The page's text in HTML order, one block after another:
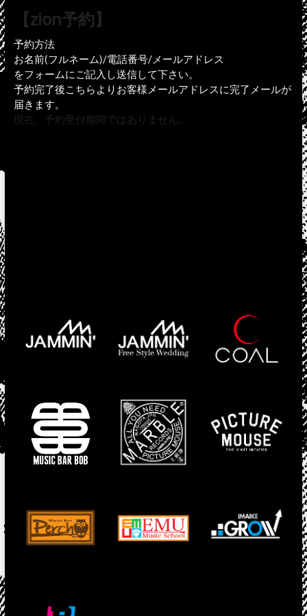
【zion予約】
予約方法
お名前(フルネーム)/電話番号/メールアドレス
をフォームにご記入し送信して下さい。
予約完了後こちらよりお客様メールアドレスに完了メールが
届きます。
現在、予約受付期間ではありません。